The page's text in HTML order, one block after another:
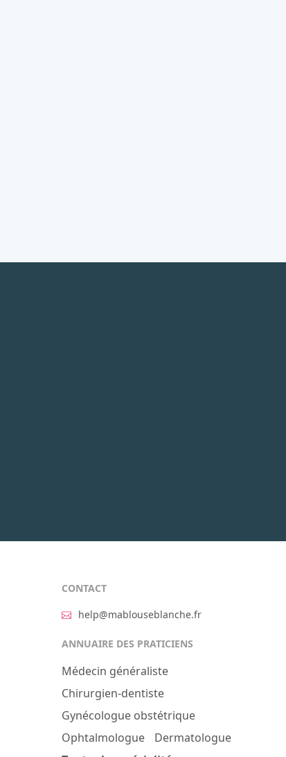
CONTACT
help@mablouseblanche.fr
ANNUAIRE DES PRATICIENS
Médecin généraliste
Chirurgien-dentiste
Gynécologue obstétrique
Ophtalmologue
Dermatologue